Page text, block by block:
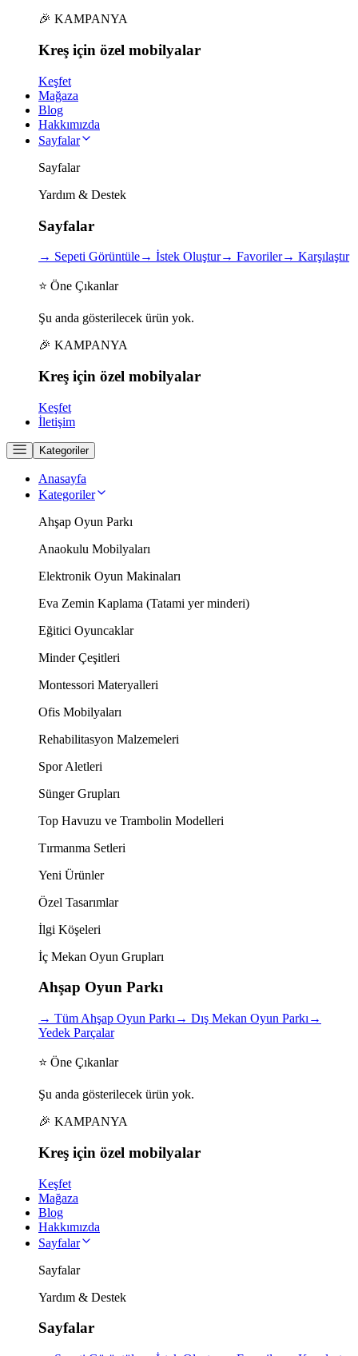
🎉 KAMPANYA
Kreş için özel mobilyalar
Keşfet
Mağaza
Blog
Hakkımızda
Sayfalar
Sayfalar
Yardım & Destek
Sayfalar
→ Sepeti Görüntüle→ İstek Oluştur→ Favoriler→ Karşılaştır
⭐ Öne Çıkanlar
Şu anda gösterilecek ürün yok.
🎉 KAMPANYA
Kreş için özel mobilyalar
Keşfet
İletişim
Kategoriler
Anasayfa
Kategoriler
Ahşap Oyun Parkı
Anaokulu Mobilyaları
Elektronik Oyun Makinaları
Eva Zemin Kaplama (Tatami yer minderi)
Eğitici Oyuncaklar
Minder Çeşitleri
Montessori Materyalleri
Ofis Mobilyaları
Rehabilitasyon Malzemeleri
Spor Aletleri
Sünger Grupları
Top Havuzu ve Trambolin Modelleri
Tırmanma Setleri
Yeni Ürünler
Özel Tasarımlar
İlgi Köşeleri
İç Mekan Oyun Grupları
Ahşap Oyun Parkı
→ Tüm Ahşap Oyun Parkı → Dış Mekan Oyun Parkı →
Yedek Parçalar
⭐ Öne Çıkanlar
Şu anda gösterilecek ürün yok.
🎉 KAMPANYA
Kreş için özel mobilyalar
Keşfet
Mağaza
Blog
Hakkımızda
Sayfalar
Sayfalar
Yardım & Destek
Sayfalar